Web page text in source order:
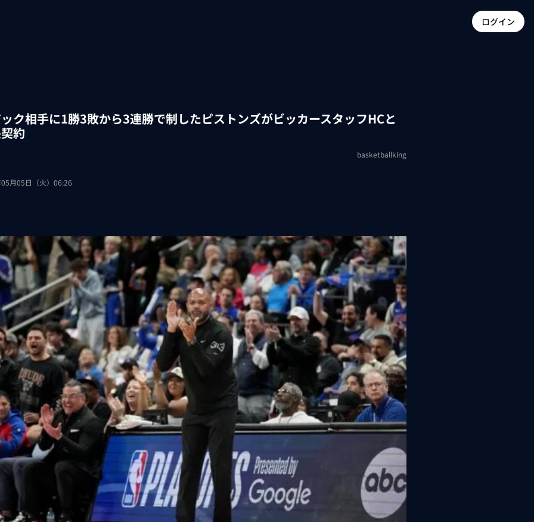
ログイン
ク相手に1勝3敗から3連勝で制したピストンズがビッカースタッフHCと
約
basketballking
月05日（火）06:26